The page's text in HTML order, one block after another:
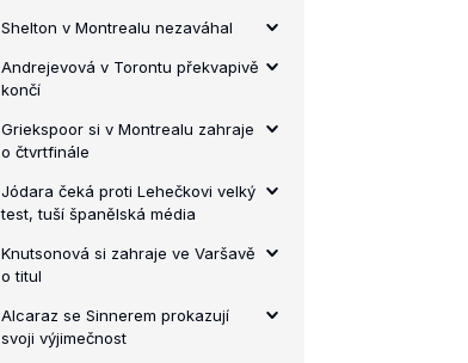
Shelton v Montrealu nezaváhal
Andrejevová v Torontu překvapivě
končí
Griekspoor si v Montrealu zahraje
o čtvrtfinále
Jódara čeká proti Lehečkovi velký
test, tuší španělská média
Knutsonová si zahraje ve Varšavě
o titul
Alcaraz se Sinnerem prokazují
svoji výjimečnost